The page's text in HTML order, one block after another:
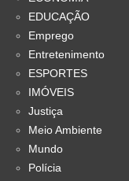
EDUCAÇÃO
Emprego
Entretenimento
ESPORTES
IMÓVEIS
Justiça
Meio Ambiente
Mundo
Polícia